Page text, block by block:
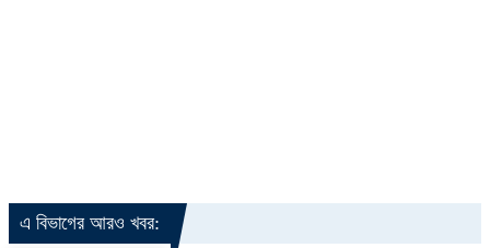
এ বিভাগের আরও খবর: